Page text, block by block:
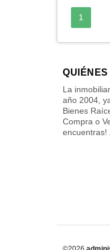
1
QUIÉNES
La
año 2004,
Bienes
Compra o
encuentras!